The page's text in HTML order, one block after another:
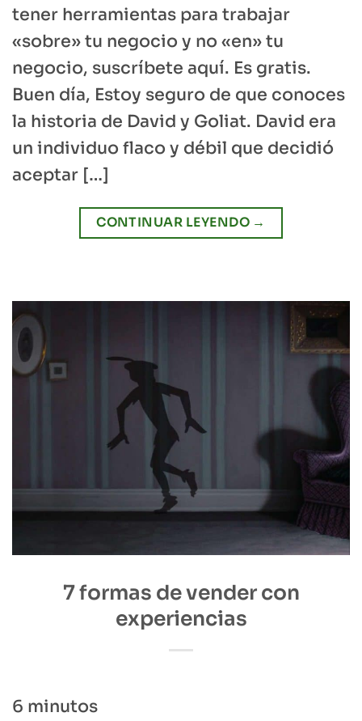
tener herramientas para trabajar
«sobre» tu negocio y no «en» tu
negocio, suscríbete aquí. Es gratis.
Buen día, Estoy seguro de que conoces
la historia de David y Goliat. David era
un individuo flaco y débil que decidió
aceptar […]
CONTINUAR LEYENDO →
7 formas de vender con
experiencias
6 minutos